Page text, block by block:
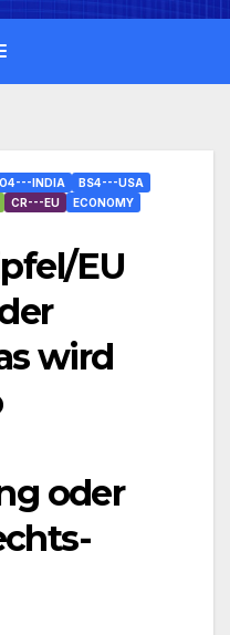
INDIA
BS4---USA
CR---EU
ECONOMY
EU
wird
oder